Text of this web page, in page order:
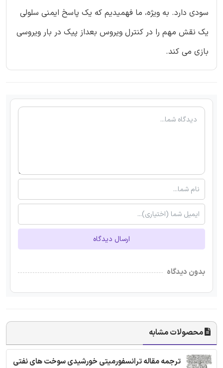
سودی دارد. به ویژه، ما فهمیدیم که یک پاسخ ایمنی سلولی
یک نقش مهم را در کنترل ویروس بعداز پیک در بار ویروسی
بازی می کند.
ارسال دیدگاه
بدون دیدگاه
محصولات مشابه
ترجمه مقاله ترانسفورمیتی خورشیدی سوخت های نفتی